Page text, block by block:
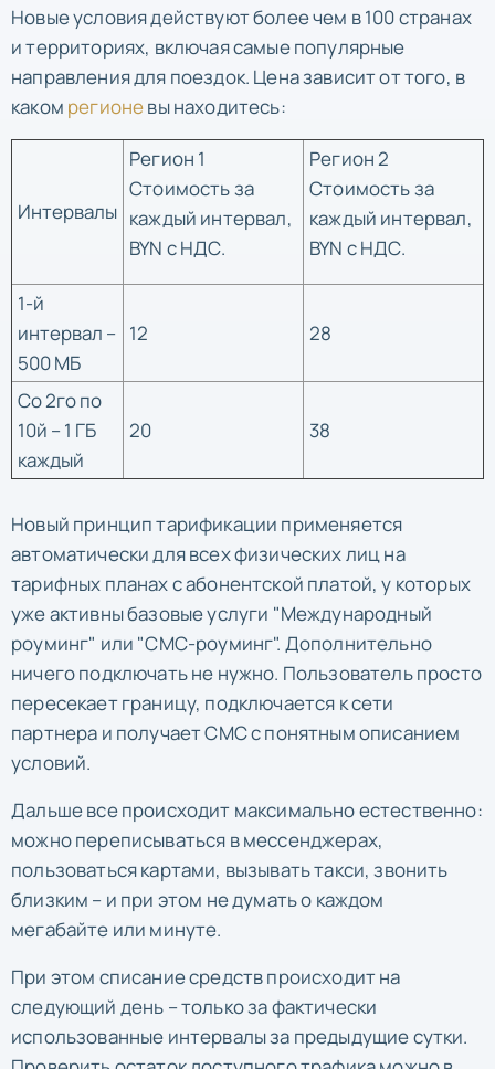
Новые условия действуют более чем в 100 странах
и территориях, включая самые популярные
направления для поездок. Цена зависит от того, в
каком регионевы находитесь:
Интервалы
Регион 1
Стоимость за
каждый интервал,
BYN с НДС.
Регион 2
Стоимость за
каждый интервал,
BYN с НДС.
1-й
интервал –
500 МБ
12 28
Со 2го по
10й – 1 ГБ
каждый
20 38
Новый принцип тарификации применяется
автоматически для всех физических лиц на
тарифных планах с абонентской платой, у которых
уже активны базовые услуги "Международный
роуминг" или "СМС-роуминг". Дополнительно
ничего подключать не нужно. Пользователь просто
пересекает границу, подключается к сети
партнера и получает СМС с понятным описанием
условий.
Дальше все происходит максимально естественно:
можно переписываться в мессенджерах,
пользоваться картами, вызывать такси, звонить
близким – и при этом не думать о каждом
мегабайте или минуте.
При этом списание средств происходит на
следующий день – только за фактически
использованные интервалы за предыдущие сутки.